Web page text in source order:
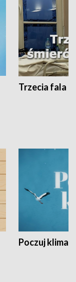
Trzecia fala -
Poczuj klimat